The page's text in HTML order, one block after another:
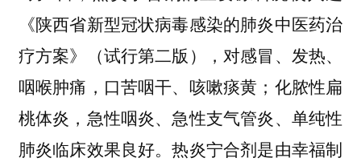
《陕西省新型冠状病毒感染的肺炎中医药治
疗方案》（试行第二版），对感冒、发热、
咽喉肿痛，口苦咽干、咳嗽痰黄；化脓性扁
桃体炎，急性咽炎、急性支气管炎、单纯性
肺炎临床效果良好。热炎宁合剂是由幸福制